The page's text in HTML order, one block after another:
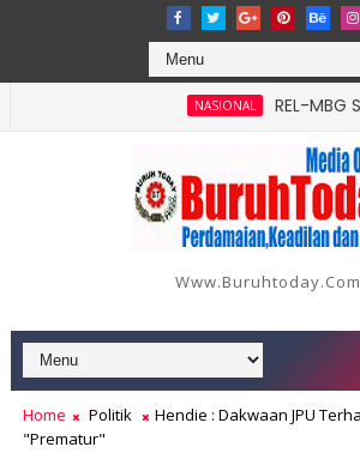
NASIONAL ‎REL-MBG
Www.buruhtoday.com
Home Politik
Hendie : Dakwaan JPU
"Prematur"